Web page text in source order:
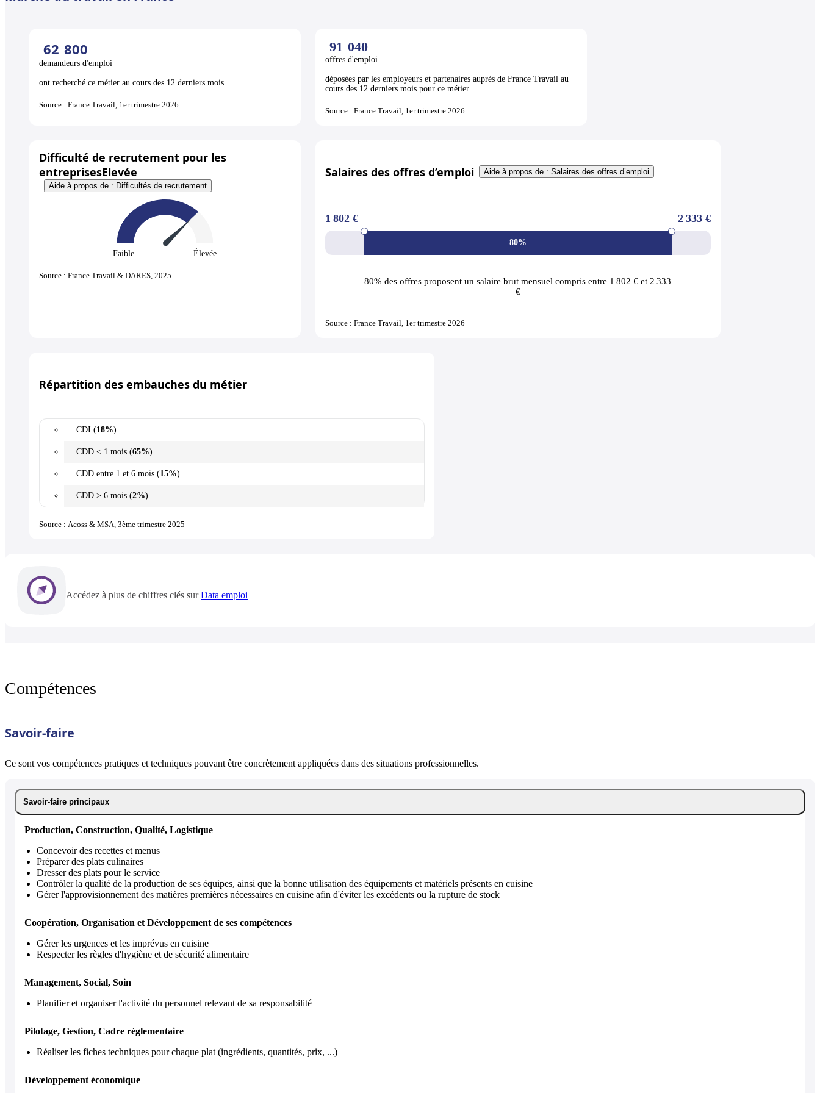
62 800
demandeurs d'emploi
ont recherché ce métier au cours des 12 derniers mois
Source : France Travail, 1er trimestre 2026
91 040
offres d'emploi
déposées par les employeurs et partenaires auprès de France Travail au
cours des 12 derniers mois pour ce métier
Source : France Travail, 1er trimestre 2026
Difficulté de recrutement pour les
entreprisesElevée
Aide à propos de : Difficultés de recrutement
Faible Élevée
Source : France Travail & DARES, 2025
Salaires des offres d’emploi Aide à propos de : Salaires des offres d’emploi
80%
1 802 € 2 333 €
80% des offres proposent un salaire brut mensuel compris entre 1 802 € et 2 333
€
Source : France Travail, 1er trimestre 2026
Répartition des embauches du métier
CDI (18%)
CDD < 1 mois (65%)
CDD entre 1 et 6 mois (15%)
CDD > 6 mois (2%)
Source : Acoss & MSA, 3ème trimestre 2025
Accédez à plus de chiffres clés surData emploi
Compétences
Savoir-faire
Ce sont vos compétences pratiques et techniques pouvant être concrètement appliquées dans des situations professionnelles.
Savoir-faire principaux
Production, Construction, Qualité, Logistique
Concevoir des recettes et menus
Préparer des plats culinaires
Dresser des plats pour le service
Contrôler la qualité de la production de ses équipes, ainsi que la bonne utilisation des équipements et matériels présents en cuisine
Gérer l'approvisionnement des matières premières nécessaires en cuisine afin d'éviter les excédents ou la rupture de stock
Coopération, Organisation et Développement de ses compétences
Gérer les urgences et les imprévus en cuisine
Respecter les règles d'hygiène et de sécurité alimentaire
Management, Social, Soin
Planifier et organiser l'activité du personnel relevant de sa responsabilité
Pilotage, Gestion, Cadre réglementaire
Réaliser les fiches techniques pour chaque plat (ingrédients, quantités, prix, ...)
Développement économique